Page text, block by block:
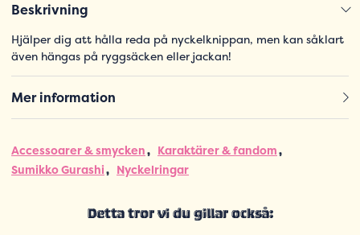
Beskrivning
Hjälper dig att hålla reda på nyckelknippan, men kan såklart
även hängas på ryggsäcken eller jackan!
Mer information
Accessoarer & smycken
Karaktärer & fandom
Sumikko Gurashi
Nyckelringar
Detta tror vi du gillar också: